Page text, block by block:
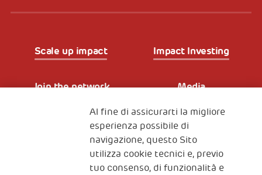
Scale up impact Impact Investing
Join the network Media
Iscriviti alla newsletter
Fondazione
Al fine di assicurarti la migliore
esperienza possibile di
navigazione, questo Sito
utilizza cookie tecnici e, previo
tuo consenso, di funzionalità e